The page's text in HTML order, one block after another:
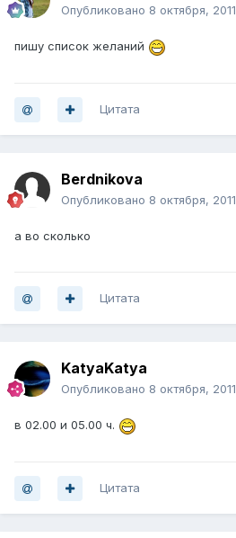
Опубликовано 8 октября, 2011
пишу список желаний
Цитата
Berdnikova
Опубликовано 8 октября, 2011
а во сколько
Цитата
KatyaKatya
Опубликовано 8 октября, 2011
в 02.00 и 05.00 ч.
Цитата